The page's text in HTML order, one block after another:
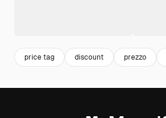
price tag discount prezzo